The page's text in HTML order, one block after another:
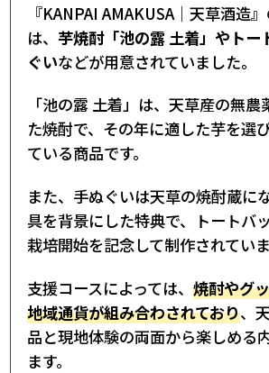
『KANPAI AMAKUSA｜天草酒造
は、 芋焼酎「池の露 土着」やトー
ぐいなどが用意されていました。
「池の露 土着」は、天草産の無
た焼酎で、その年に適した芋を選
ている商品です。
また、手ぬぐいは天草の焼酎蔵に
具を背景にした特典で、トートバ
栽培開始を記念して制作されていま
支援コースによっては、 焼酎やグ
地域通貨が組み合わされており、
品と現地体験の両面から楽しめる
ます。